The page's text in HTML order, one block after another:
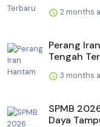
2 months
Perang
Tengah
3 months
SPMB
Daya